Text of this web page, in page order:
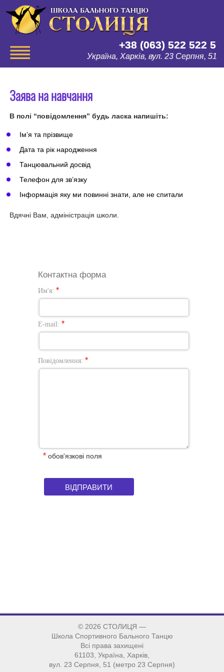
+38 (063) 522 522 5
Україна, Харків, вул. 23 Серпня, 51
Заява на навчання
В полі “повідомлення” будь ласка напишіть:
Ім’я та прізвище
Дата та рік народження
Танцювальний досвід
Телефон для зв’язку
Інформація яку ми повинні знати, але не спитали
Вдячні Вам, адміністрація школи.
Контактна форма
Им'я: *
E-mail: *
Повідомлення: *
* обов'язкові поля
© 2026 СТОЛИЦЯ —
Школа Спортивного Бального Танцю
Всі права захищені
61103, Україна, Харків,
вул. 23 Серпня, 51 (метро 23 Серпня)